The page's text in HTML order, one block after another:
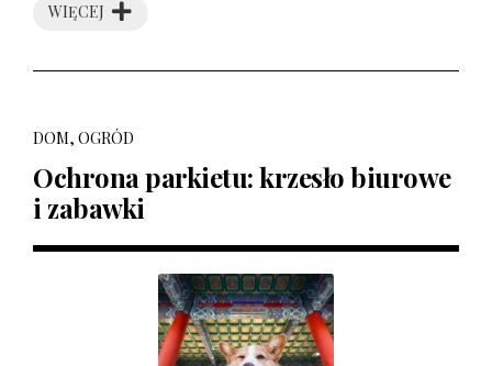
WIĘCEJ
DOM, OGRÓD
Ochrona parkietu: krzesło biurowe
i zabawki